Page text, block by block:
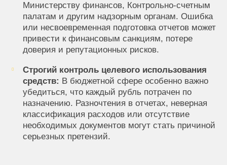
Министерству финансов, Контрольно-счетным
палатам и другим надзорным органам. Ошибка
или несвоевременная подготовка отчетов может
привести к финансовым санкциям, потере
доверия и репутационных рисков.
Строгий контроль целевого использования
средств: В бюджетной сфере особенно важно
убедиться, что каждый рубль потрачен по
назначению. Разночтения в отчетах, неверная
классификация расходов или отсутствие
необходимых документов могут стать причиной
серьезных претензий.